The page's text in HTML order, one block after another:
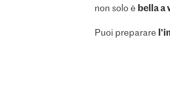
non solo è bella a
Puoi preparare